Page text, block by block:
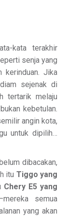
kata terakhir
senja yang
kerinduan. Jika
sejenak di
tertarik melaju
kebetulan.
angin kota,
untuk dipilih…
dibacakan,
itu Tiggo yang
Chery E5 yang
semua
yang akan